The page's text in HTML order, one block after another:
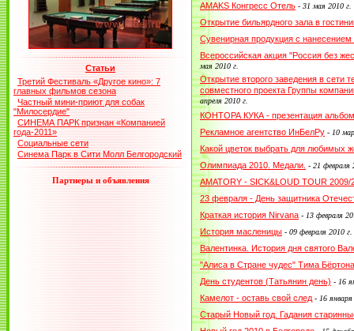
Статьи
Третий Фестиваль «Другое кино»: 7
главных фильмов сезона
Частный мини-приют для собак
"Милосердие"
СИНЕМА ПАРК признан «Компанией
года-2011»
Социальные сети
Синема Парк в Сити Молл Белгородский
Партнеры и объявления
AMAKS Конгресс Отель - 31 мая 2010 г.
Открытие бильярдного зала в
Сувенирная продукция с
Всероссийская акция "Россия без
мая 2010 г.
Открытие второго заведения в сети
совместного проекта Группы
апреля 2010 г.
КОНТОРА КУКА - презентация
Рекламное агентство ИнБелРу - 10
Какой цветок выбрать для любимых
Олимпиада 2010. Медали. - 21 февраля
AMATORY - SICK&LOUD TOUR 2009/
23 февраля - День защитника
Краткая история Nirvana - 13 февраля
История масленицы - 09 февраля 2010 г.
Валентинка. История дня святого
"Алиса в Стране чудес" Тима Бёртона
День студентов (Татьянин день) - 16
Камелот - оставь свой след - 16
Старый Новый год. Гадания